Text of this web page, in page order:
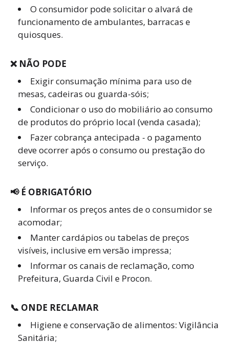
O consumidor pode solicitar o alvará de
funcionamento de ambulantes, barracas e
quiosques.
❌ NÃO PODE
Exigir consumação mínima para uso de
mesas, cadeiras ou guarda-sóis;
Condicionar o uso do mobiliário ao consumo
de produtos do próprio local (venda casada);
Fazer cobrança antecipada - o pagamento
deve ocorrer após o consumo ou prestação do
serviço.
📢 É OBRIGATÓRIO
Informar os preços antes de o consumidor se
acomodar;
Manter cardápios ou tabelas de preços
visíveis, inclusive em versão impressa;
Informar os canais de reclamação, como
Prefeitura, Guarda Civil e Procon.
📞 ONDE RECLAMAR
Higiene e conservação de alimentos: Vigilância
Sanitária;